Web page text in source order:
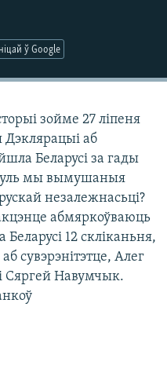
ў Google
зойме 27 ліпеня
Дэклярацыі аб
Беларусі за гады
мы вымушаныя
незалежнасьці?
абмяркоўваюць
12 скліканьня,
сувэрэнітэтце, Алег
Сяргей Навумчык.